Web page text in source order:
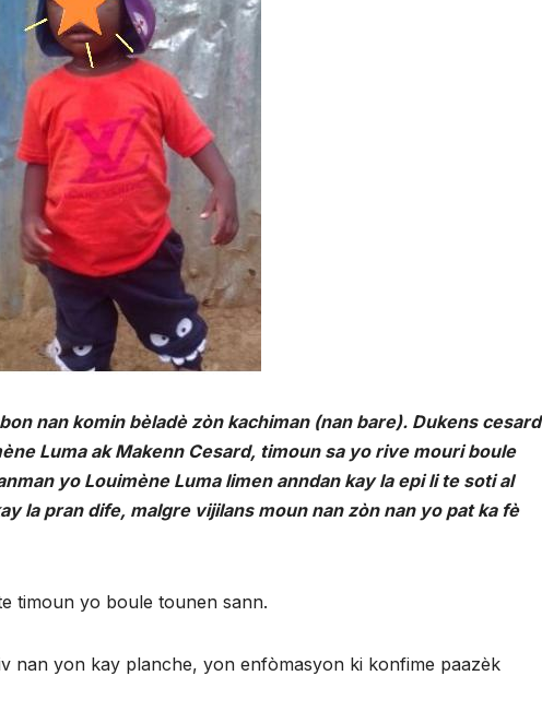
nan komin bèladè zòn kachiman (nan bare). Dukens cesard
Luma ak Makenn Cesard, timoun sa yo rive mouri boule
yo Louimène Luma limen anndan kay la epi li te soti al
la pran dife, malgre vijilans moun nan zòn nan yo pat ka fè
timoun yo boule tounen sann.
nan yon kay planche, yon enfòmasyon ki konfime paazèk